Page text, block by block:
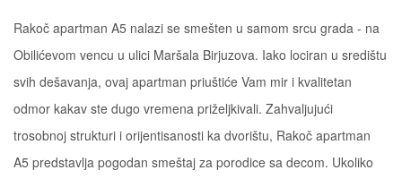
Rakoč apartman A5 nalazi se smešten u samom srcu grada - na
Obilićevom vencu u ulici Maršala Birjuzova. Iako lociran u središtu
svih dešavanja, ovaj apartman priuštiće Vam mir i kvalitetan
odmor kakav ste dugo vremena priželjkivali. Zahvaljujući
trosobnoj strukturi i orijentisanosti ka dvorištu, Rakoč apartman
A5 predstavlja pogodan smeštaj za porodice sa decom. Ukoliko